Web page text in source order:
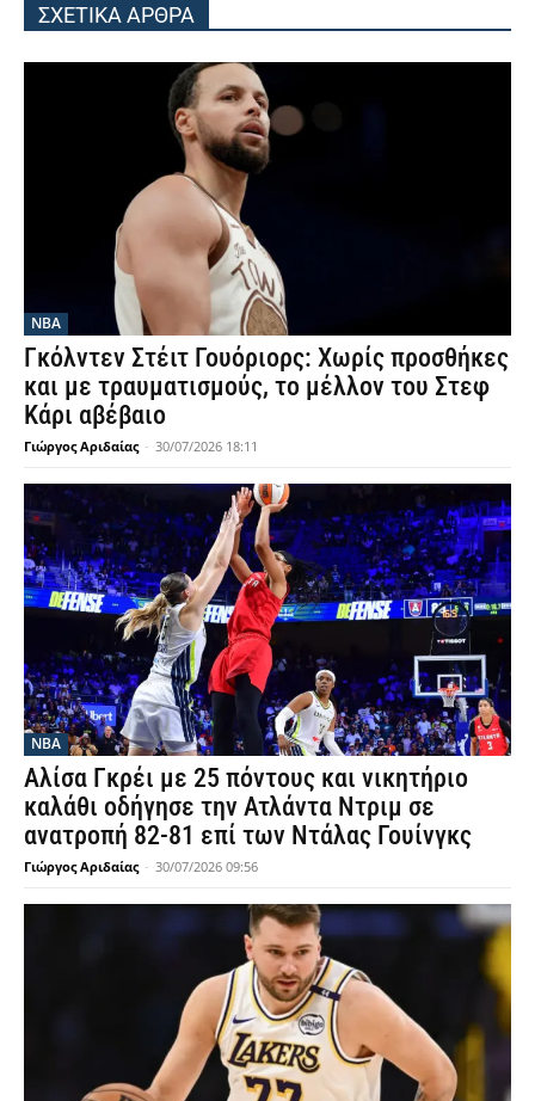
ΣΧΕΤΙΚΑ ΑΡΘΡΑ
NBA
Γκόλντεν Στέιτ Γουόριορς: Χωρίς προσθήκες
και με τραυματισμούς, το μέλλον του Στεφ
Κάρι αβέβαιο
Γιώργος Αριδαίας - 30/07/2026 18:11
NBA
Αλίσα Γκρέι με 25 πόντους και νικητήριο
καλάθι οδήγησε την Ατλάντα Ντριμ σε
ανατροπή 82-81 επί των Ντάλας Γουίνγκς
Γιώργος Αριδαίας - 30/07/2026 09:56